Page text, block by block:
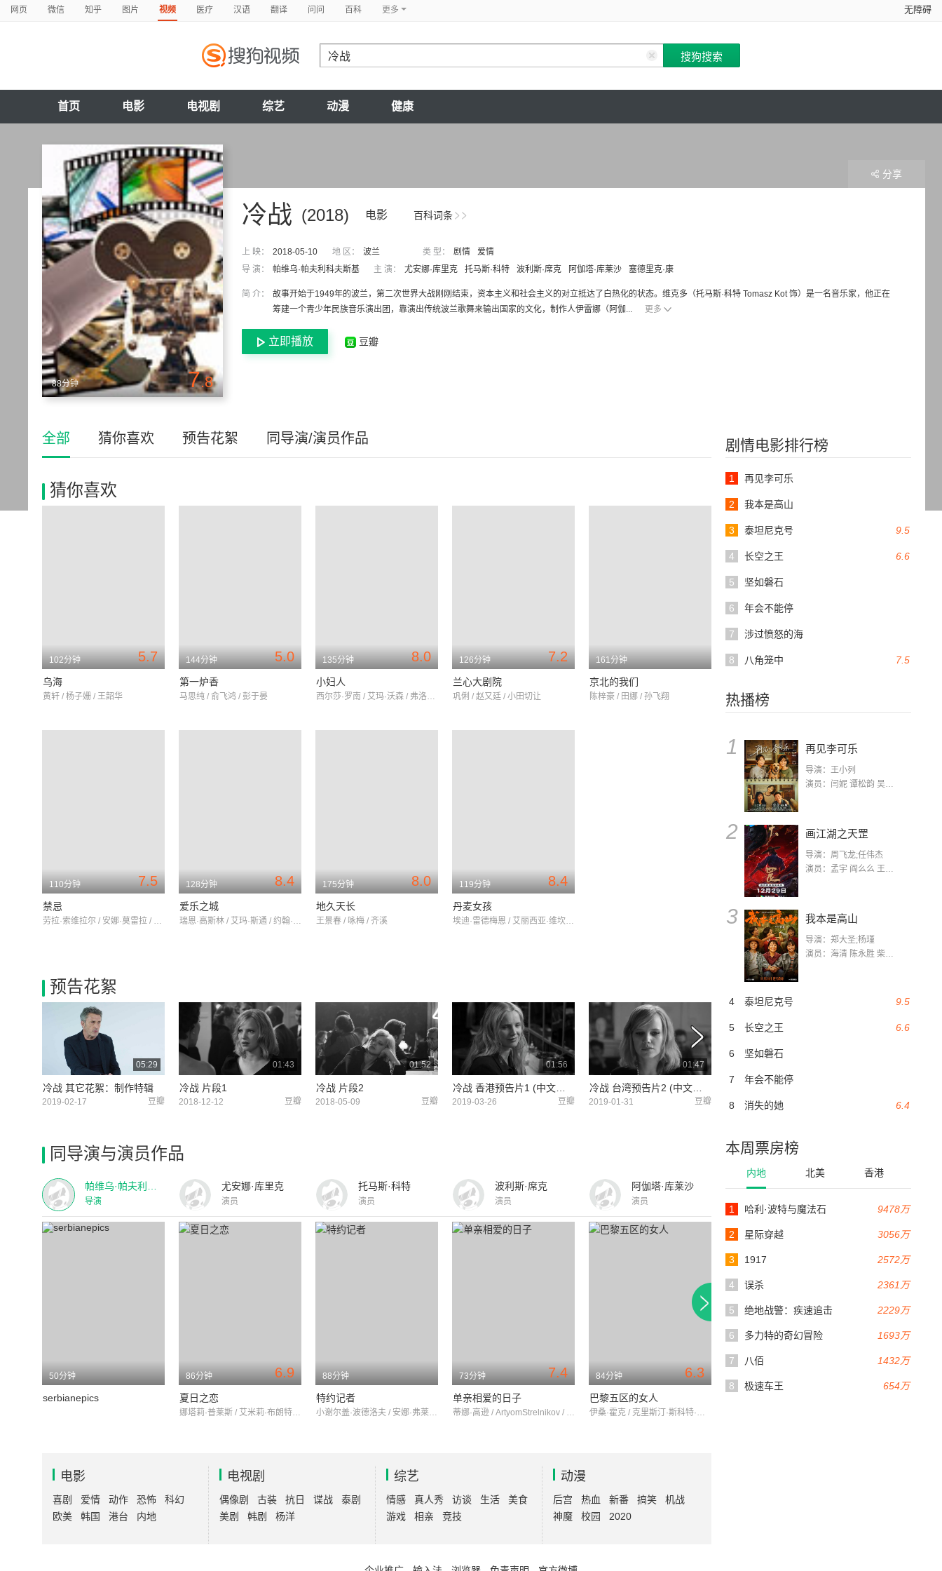
网页 微信 知乎 图片 视频 医疗 汉语 翻译 问问 百科 更多 无障碍
首页 电影 电视剧 综艺 动漫 健康
88分钟 7.8
百科词条
(2018) 电影
冷战
上 映： 2018-05-10 地 区： 波兰 类 型： 剧情
爱情
导 演：
帕维乌·帕夫利科夫斯基 主 演： 尤安娜·库里克 托马斯·科特 波利斯·席克 阿伽塔·库莱沙 塞德里克·康
简 介：
故事开始于1949年的波兰，第二次世界大战刚刚结束，资本主义和社会主义的对立抵达了白热化的状态。维克多（托马斯·科特 Tomasz Kot 饰）是一名音乐家，他正在
筹建一个青少年民族音乐演出团，靠演出传统波兰歌舞来输出国家的文化，制作人伊雷娜（阿伽...
更多
立即播放 豆瓣
分享
剧情电影排行榜
1 再见李可乐
2 我本是高山
9.5
3 泰坦尼克号
6.6
4 长空之王
5 坚如磐石
6 年会不能停
7 涉过愤怒的海
7.5
8 八角笼中
热播榜
1 再见李可乐
导演：王小列
演员：闫妮 谭松韵 吴京 蒋龙 赵小棠 冯雷 李虎城 平安 小七 小可乐
2 画江湖之天罡
导演：周飞龙;任伟杰
演员：孟宇 阎么么 王凯 郭政建 阎萌萌 杨默 高枫 齐斯伽 刘芊含 马程
3 我本是高山
导演：郑大圣;杨瑾
演员：海清 陈永胜 柴烨 王玥婷 万国鹏 美朵达瓦 赵瑞婷 罗解艳 郭莉娜 潘家艳
9.5
4 泰坦尼克号
6.6
5 长空之王
6 坚如磐石
7 年会不能停
6.4
8 消失的她
本周票房榜
内地 北美 香港
9478万
1 哈利·波特与魔法石
3056万
2 星际穿越
2572万
3 1917
2361万
4 误杀
2229万
5 绝地战警：疾速追击
1693万
6 多力特的奇幻冒险
1432万
7 八佰
654万
8 极速车王
全部 猜你喜欢 预告花絮 同导演/演员作品
猜你喜欢
5.7
102分钟
乌海
黄轩 / 杨子姗 / 王韶华
5.0
144分钟
第一炉香
马思纯 / 俞飞鸿 / 彭于晏
8.0
135分钟
小妇人
西尔莎·罗南 / 艾玛·沃森 / 弗洛伦丝·皮尤
7.2
126分钟
兰心大剧院
巩俐 / 赵又廷 / 小田切让
161分钟
京北的我们
陈梓豪 / 田娜 / 孙飞翔
7.5
110分钟
禁忌
劳拉·索维拉尔 / 安娜·莫雷拉 / 特丽莎·马德鲁加
8.4
128分钟
爱乐之城
瑞恩·高斯林 / 艾玛·斯通 / 约翰·传奇
8.0
175分钟
地久天长
王景春 / 咏梅 / 齐溪
8.4
119分钟
丹麦女孩
埃迪·雷德梅恩 / 艾丽西亚·维坎德 / 本·卫肖
预告花絮
05:29
冷战 其它花絮：制作特辑
2019-02-17 豆瓣
01:43
冷战 片段1
2018-12-12 豆瓣
01:52
冷战 片段2
2018-05-09 豆瓣
01:56
2019-03-26 豆瓣
01:47
2019-01-31 豆瓣
冷战 预告片
2018-10-05 2018-10-05
同导演与演员作品
导演
尤安娜·库里克
演员
托马斯·科特
演员
波利斯·席克
演员
阿伽塔·库莱沙
演员
50分钟
serbianepics
6.9
86分钟
夏日之恋
娜塔莉·普莱斯 / 艾米莉·布朗特 / 帕迪·康斯戴恩
88分钟
特约记者
小谢尔盖·波德洛夫 / 安娜·弗莱尔 / 弗拉基米尔·伊林
7.4
73分钟
单亲相爱的日子
蒂娜·高逊 / ArtyomStrelnikov / 帕迪·康斯戴恩
6.3
84分钟
巴黎五区的女人
伊桑·霍克 / 克里斯汀·斯科特·托马斯 / 尤安娜·库里克
电影
喜剧 爱情 动作 恐怖
科幻
欧美
韩国 港台 内地
电视剧
偶像剧 古装 抗日 谍战
泰剧
美剧
韩剧 杨洋
综艺
情感 真人秀 访谈 生活
美食
游戏
相亲 竞技
动漫
后宫 热血 新番 搞笑
机战
神魔
校园 2020